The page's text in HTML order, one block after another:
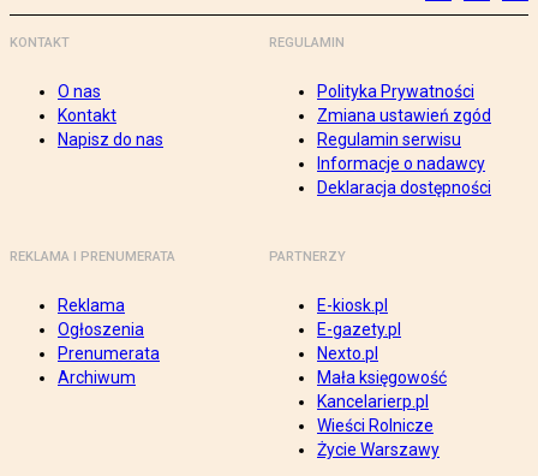
KONTAKT
O nas
Kontakt
Napisz do nas
REGULAMIN
Polityka Prywatności
Zmiana ustawień zgód
Regulamin serwisu
Informacje o nadawcy
Deklaracja dostępności
REKLAMA I PRENUMERATA
Reklama
Ogłoszenia
Prenumerata
Archiwum
PARTNERZY
E-kiosk.pl
E-gazety.pl
Nexto.pl
Mała księgowość
Kancelarierp.pl
Wieści Rolnicze
Życie Warszawy